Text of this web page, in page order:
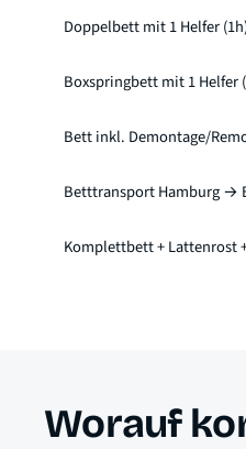
Doppelbett mit 1 Helfer
Boxspringbett mit 1 Helfer
Bett inkl. Demontage/
Betttransport Hamburg →
Komplettbett + Lattenrost
Worauf